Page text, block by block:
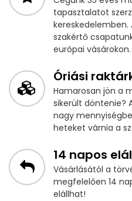
tapasztalatot
szakértő
európai vásárokon.
Óriási
Hamarosan jön a
sikerült döntenie?
nagy
heteket várnia a
14 napos
Vásárlásától a
megfelelően 14
elállhat!